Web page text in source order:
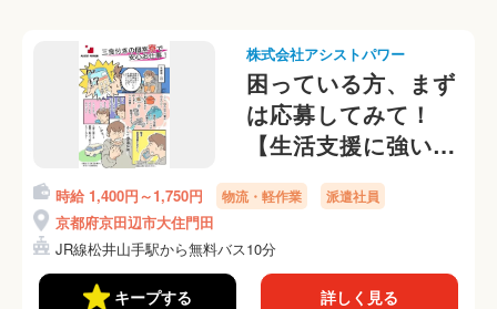
株式会社アシストパワー
困っている方、まず
は応募してみて！
【生活支援に強い派
遣会社、即日入寮
OK！】☆彡大量募
集☆彡リーチリフト
での入出庫作業
時給 1,400円～1,750円 物流・軽作業 派遣社員
京都府京田辺市大住門田
JR線松井山手駅から無料バス10分
キープする 詳しく見る